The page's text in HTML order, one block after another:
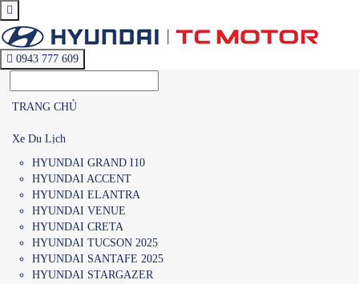
0943 777 609
TRANG CHỦ
Xe Du Lịch
HYUNDAI GRAND I10
HYUNDAI ACCENT
HYUNDAI ELANTRA
HYUNDAI VENUE
HYUNDAI CRETA
HYUNDAI TUCSON 2025
HYUNDAI SANTAFE 2025
HYUNDAI STARGAZER